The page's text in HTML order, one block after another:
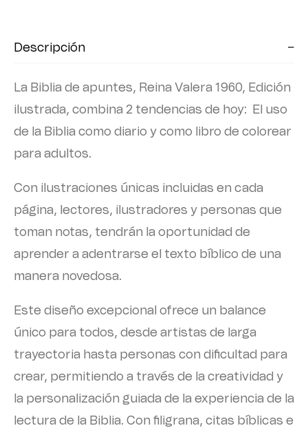
Descripción
La Biblia de apuntes, Reina Valera 1960, Edición
ilustrada, combina 2 tendencias de hoy: El uso
de la Biblia como diario y como libro de colorear
para adultos.
Con ilustraciones únicas incluidas en cada
página, lectores, ilustradores y personas que
toman notas, tendrán la oportunidad de
aprender a adentrarse el texto bíblico de una
manera novedosa.
Este diseño excepcional ofrece un balance
único para todos, desde artistas de larga
trayectoria hasta personas con dificultad para
crear, permitiendo a través de la creatividad y
la personalización guiada de la experiencia de la
lectura de la Biblia. Con filigrana, citas bíblicas e